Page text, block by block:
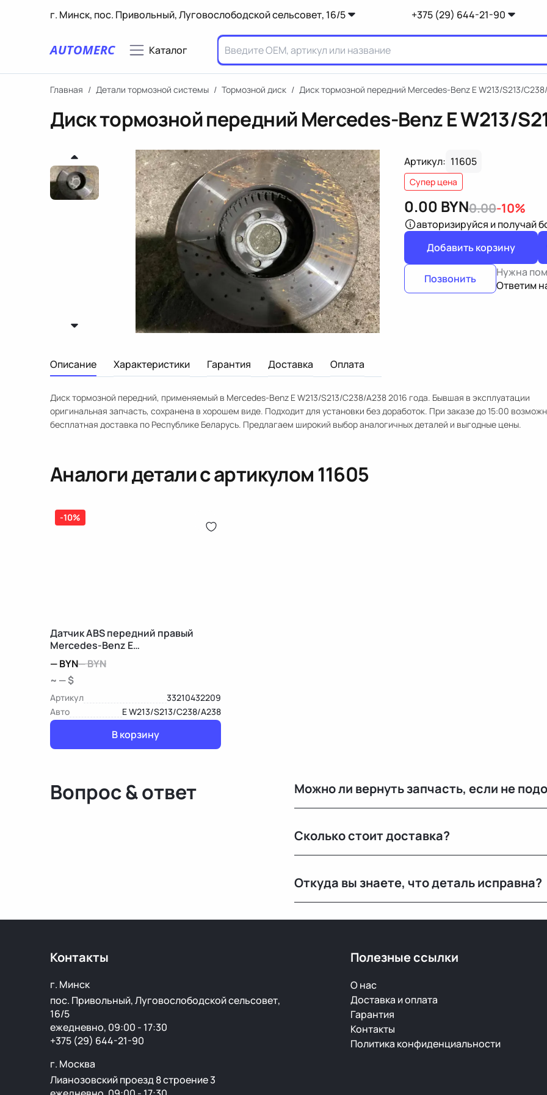
г. Минск, пос. Привольный, Луговослободской сельсовет, 16/5 +375 (29) 644-21-90
AUTOMERC Каталог
Главная / Детали тормозной системы / Тормозной диск / Диск тормозной передний Mercedes-Benz E W213/S213/
Диск тормозной передний Mercedes-Benz E W213/
Артикул: 11605
Супер цена
0.00 BYN0.00-10%
авторизируйся и получай
Добавить корзину
Позвонить
Нужна
Ответим
Описание Характеристики Гарантия Доставка Оплата
Диск тормозной передний, применяемый в Mercedes-Benz E W213/S213/C238/A238 2016 года. Бывшая в эксплуатации
оригинальная запчасть, сохранена в хорошем виде. Подходит для установки без доработок. При заказе до 15:00
бесплатная доставка по Республике Беларусь. Предлагаем широкий выбор аналогичных деталей и выгодные цены.
Аналоги детали с артикулом 11605
-10%
Датчик ABS передний правый
Mercedes-Benz E
W213/S213/C238/A238
—BYN—BYN
~ — $
Артикул
33210432209
Авто
E W213/S213/C238/A238
В корзину
Вопрос & ответ Можно ли вернуть запчасть, если не
Сколько стоит доставка?
при оформлении.
Откуда вы знаете, что деталь исправна?
Контакты
г. Минск
пос. Привольный, Луговослободской сельсовет,
16/5
ежедневно, 09:00 - 17:30
+375 (29) 644-21-90
г. Москва
Лианозовский проезд 8 строение 3
Полезные ссылки
О нас
Доставка и оплата
Гарантия
Контакты
Политика конфиденциальности